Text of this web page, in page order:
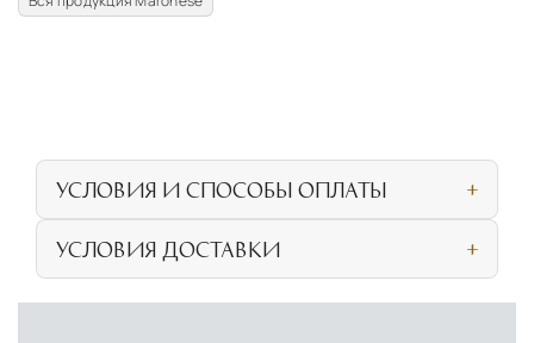
УСЛОВИЯ И СПОСОБЫ ОПЛАТЫ
личном посещении нашего салона
Безналичная оплата по счёту для
УСЛОВИЯ ДОСТАВКИ